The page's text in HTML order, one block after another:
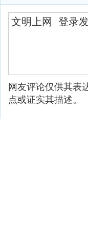
网友评论仅供其表
点或证实其描述。